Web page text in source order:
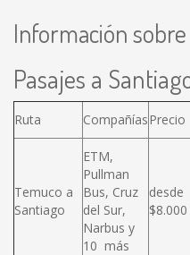
Información
Pasajes a
Ruta CompañíasPrecio
Temuco a
Santiago
ETM,
Pullman
Bus, Cruz
del Sur,
Narbus y
10 más
desde
$8.000